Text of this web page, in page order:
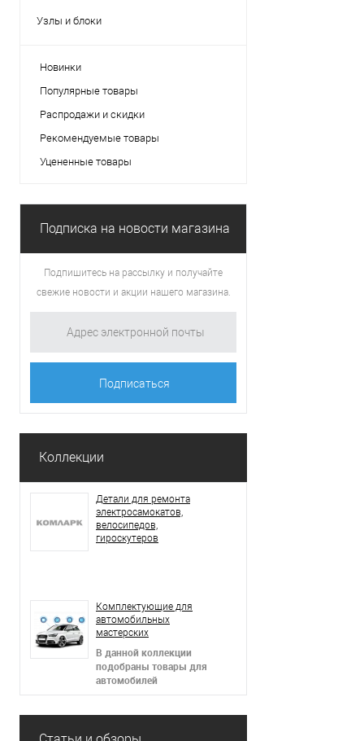
Узлы и блоки
Новинки
Популярные товары
Распродажи и скидки
Рекомендуемые товары
Уцененные товары
Подписка на новости магазина
Подпишитесь на рассылку и получайте
свежие новости и акции нашего магазина.
Коллекции
Детали для ремонта
электросамокатов,
велосипедов,
гироскутеров
электровелосипедов,
сигвеев
Комплектующие для
автомобильных
мастерских
В данной коллекции
подобраны товары для
автомобилей